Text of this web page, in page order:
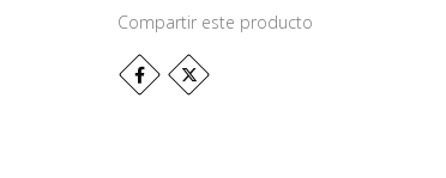
Compartir este producto